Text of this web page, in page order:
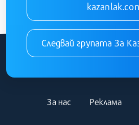
Следвай групата За
За нас Реклама